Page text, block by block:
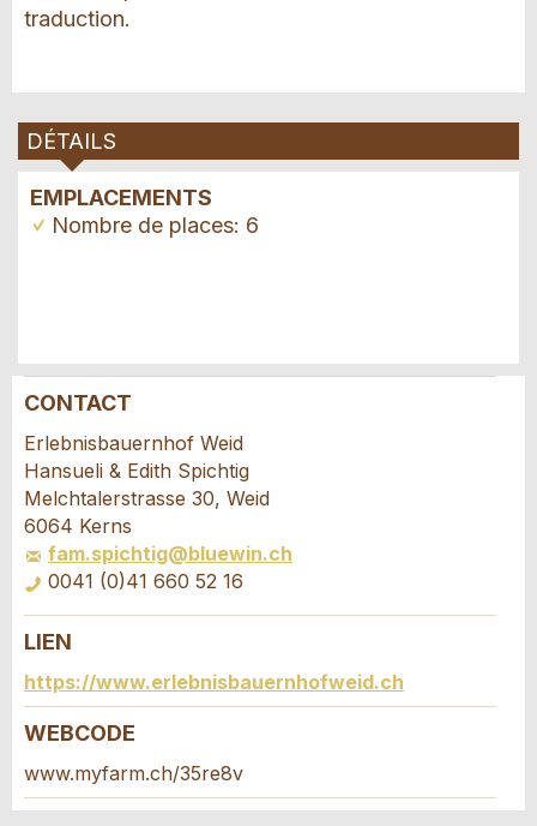
traduction.
DÉTAILS
EMPLACEMENTS
Nombre de places: 6
Annonces répréhensibles
Vos commentaires sont grandement appréciés!
Commentaires généraux
Cette annonce n'est plus valable
Annonce incomplète
Recommander l'annonce
Recommandez cette annonce à des amis.
CONTACT
Erlebnisbauernhof Weid
Hansueli & Edith Spichtig
Melchtalerstrasse 30, Weid
6064 Kerns
fam.spichtig@bluewin.ch
0041 (0)41 660 52 16
Demande de réservation
Composez un message à la personne de
contact pour cette annonce .
LIEN
https://www.erlebnisbauernhofweid.ch
WEBCODE
www.myfarm.ch/35re8v